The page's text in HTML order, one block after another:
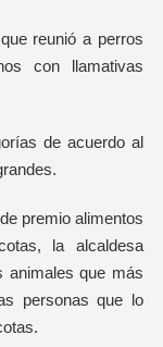
reunió a perros
con llamativas
de acuerdo al
premio alimentos
la alcaldesa
animales que más
personas que lo